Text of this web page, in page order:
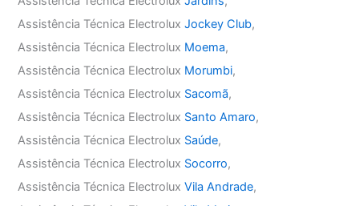
Assistência Técnica ElectroluxJockey Club,
Assistência Técnica Electrolux Moema,
Assistência Técnica Electrolux Morumbi,
Assistência Técnica Electrolux Sacomã,
Assistência Técnica Electrolux Santo Amaro,
Assistência Técnica Electrolux Saúde,
Assistência Técnica Electrolux Socorro,
Assistência Técnica ElectroluxVila Andrade,